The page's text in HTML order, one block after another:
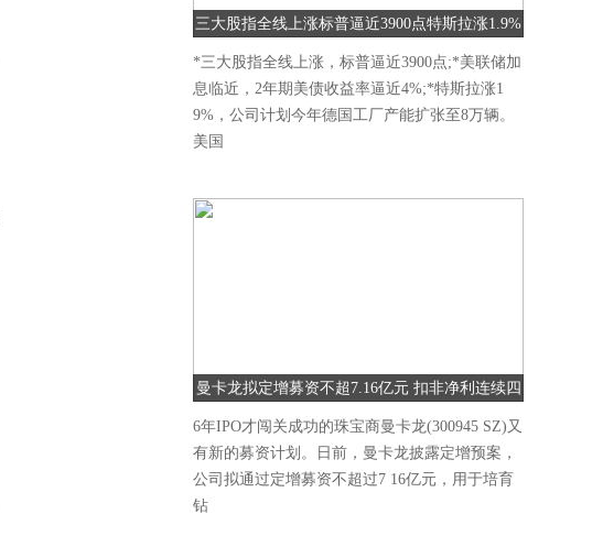
三大股指全线上涨标普逼近3900点特斯拉涨1.9%
*三大股指全线上涨，标普逼近3900点;*美联储加
息临近，2年期美债收益率逼近4%;*特斯拉涨1
9%，公司计划今年德国工厂产能扩张至8万辆。
美国
曼卡龙拟定增募资不超7.16亿元 扣非净利连续四
季度下降
6年IPO才闯关成功的珠宝商曼卡龙(300945 SZ)又
有新的募资计划。日前，曼卡龙披露定增预案，
公司拟通过定增募资不超过7 16亿元，用于培育
钻